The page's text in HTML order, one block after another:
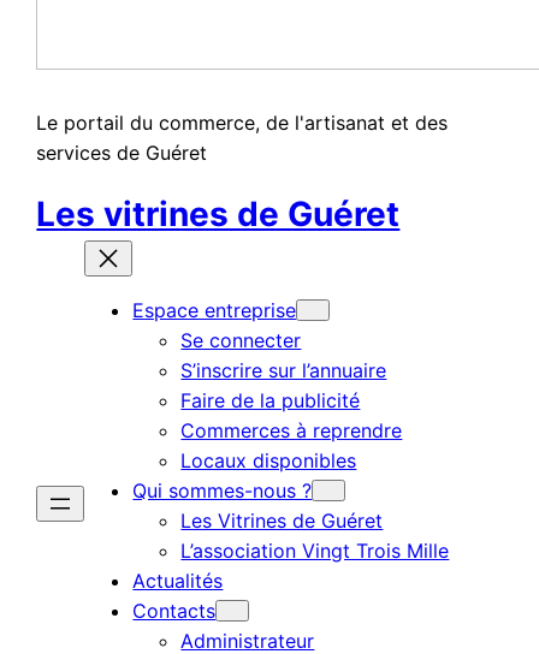
Le portail du commerce, de l'artisanat et des
services de Guéret
Les vitrines de Guéret
Espace entreprise
Se connecter
S’inscrire sur l’annuaire
Faire de la publicité
Commerces à reprendre
Locaux disponibles
Qui sommes-nous ?
Les Vitrines de Guéret
L’association Vingt Trois Mille
Actualités
Contacts
Administrateur